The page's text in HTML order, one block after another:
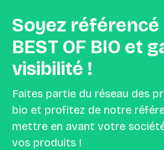
Soyez référencé
BEST OF BIO et
visibilité !
Faites partie du réseau des
bio et profitez de notre
mettre en avant votre
vos produits !